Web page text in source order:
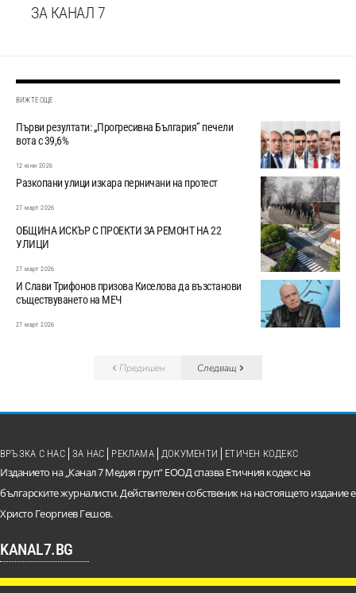
ЗА КАНАЛ 7
ВИЖТЕ ОЩЕ
Първи резултати: „Прогресивна България” печели
вота с 39,6%
12 юни 2026
Разкопани улици изкара перничани на протест
27 март 2026
ОБЩИНА ИСКЪР С ПРОЕКТИ ЗА РЕМОНТ НА 22
УЛИЦИ
27 март 2026
И Слави Трифонов призова Киселова да възстанови
съществуването на МЕЧ
27 март 2026
Предишен Следващ
Изданието на „Канал 7 Медия груп“ ЕООД спазва Етичния кодекс на
българските журналисти. Действителен собственик на настоящето издание е
Христо Георгиев Гешов.
KANAL7.BG
ВРЪЗКА С НАС ЗА НАС РЕКЛАМА ДОКУМЕНТИ ЕТИЧЕН КОДЕКС